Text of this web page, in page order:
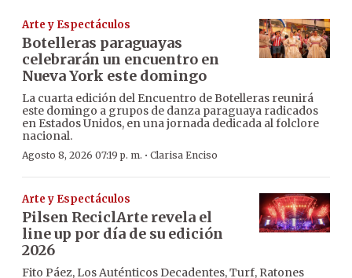
Arte y Espectáculos
Botelleras paraguayas
celebrarán un encuentro en
Nueva York este domingo
La cuarta edición del Encuentro de Botelleras reunirá
este domingo a grupos de danza paraguaya radicados
en Estados Unidos, en una jornada dedicada al folclore
nacional.
Agosto 8, 2026 07:19 p. m. · Clarisa Enciso
Arte y Espectáculos
Pilsen ReciclArte revela el
line up por día de su edición
2026
Fito Páez, Los Auténticos Decadentes, Turf, Ratones